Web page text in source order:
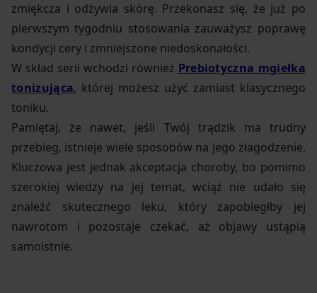
zmiękcza i odżywia skórę. Przekonasz się, że już po
pierwszym tygodniu stosowania zauważysz poprawę
kondycji cery i zmniejszone niedoskonałości.
W skład serii wchodzi również Prebiotyczna mgiełka
tonizująca, której możesz użyć zamiast klasycznego
toniku.
Pamiętaj, że nawet, jeśli Twój trądzik ma trudny
przebieg, istnieje wiele sposobów na jego złagodzenie.
Kluczowa jest jednak akceptacja choroby, bo pomimo
szerokiej wiedzy na jej temat, wciąż nie udało się
znaleźć skutecznego leku, który zapobiegłby jej
nawrotom i pozostaje czekać, aż objawy ustąpią
samoistnie.